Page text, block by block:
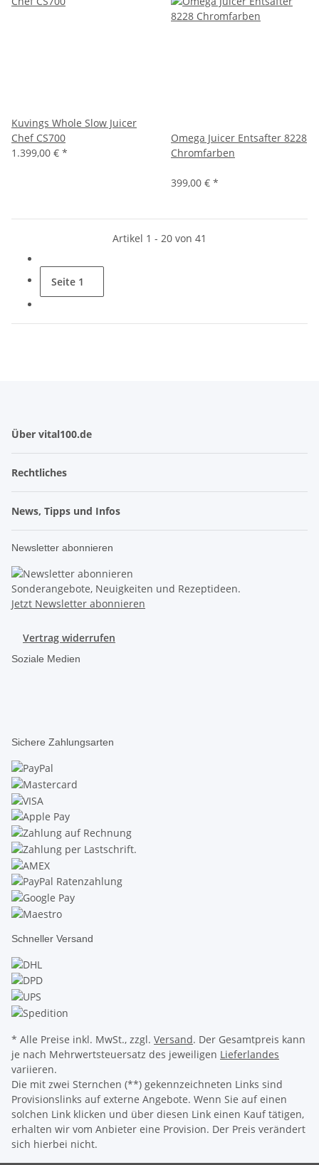
Kuvings Whole Slow Juicer
Chef CS700
1.399,00 € *
Omega Juicer Entsafter 8228
Chromfarben
399,00 € *
Artikel 1 - 20 von 41
Seite 1
Über vital100.de
Rechtliches
News, Tipps und Infos
Newsletter abonnieren
Sonderangebote, Neuigkeiten und Rezeptideen.
Jetzt Newsletter abonnieren
Vertrag widerrufen
Soziale Medien
Sichere Zahlungsarten
Schneller Versand
* Alle Preise inkl. MwSt., zzgl. Versand. Der Gesamtpreis kann
je nach Mehrwertsteuersatz des jeweiligen Lieferlandes
variieren.
Die mit zwei Sternchen (**) gekennzeichneten Links sind
Provisionslinks auf externe Angebote. Wenn Sie auf einen
solchen Link klicken und über diesen Link einen Kauf tätigen,
erhalten wir vom Anbieter eine Provision. Der Preis verändert
sich hierbei nicht.